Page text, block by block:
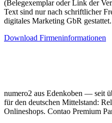
(Belegexemplar oder Link der
Text sind nur nach schriftlicher
digitales Marketing GbR gestattet.
Download Firmeninformationen
numero2 aus Edenkoben — seit
für den deutschen Mittelstand:
Onlineshops. Contao Premium